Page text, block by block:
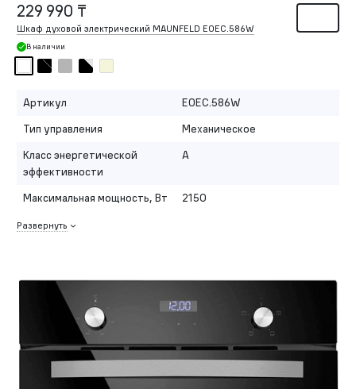
229 990 ₸
Шкаф духовой электрический MAUNFELD EOEС.586W
В наличии
Артикул
EOEC.586W
Тип управления
Механическое
Класс энергетической
эффективности
A
Максимальная мощность, Вт 2150
Развернуть